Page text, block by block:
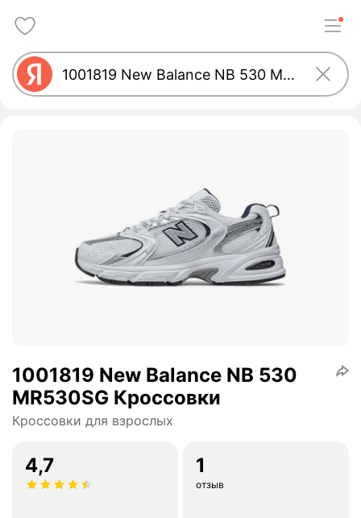
1001819 New Balance NB 530
MR530SG Кроссовки
Кроссовки для взрослых
4,7 1
отзыв